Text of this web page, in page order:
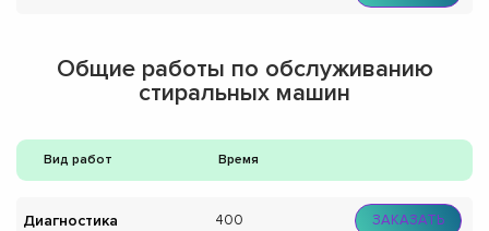
Общие работы по обслуживанию
стиральных машин
Вид работ Время
Диагностика 400 ЗАКАЗАТЬ